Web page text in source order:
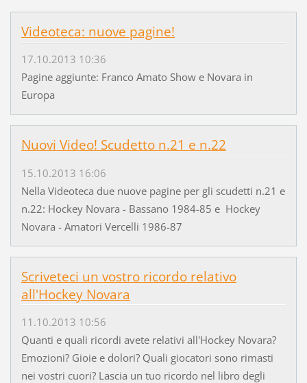
Videoteca: nuove pagine!
17.10.2013 10:36
Pagine aggiunte: Franco Amato Show e Novara in
Europa
Nuovi Video! Scudetto n.21 e n.22
15.10.2013 16:06
Nella Videoteca due nuove pagine per gli scudetti n.21 e
n.22: Hockey Novara - Bassano 1984-85 e Hockey
Novara - Amatori Vercelli 1986-87
Scriveteci un vostro ricordo relativo
all'Hockey Novara
11.10.2013 10:56
Quanti e quali ricordi avete relativi all'Hockey Novara?
Emozioni? Gioie e dolori? Quali giocatori sono rimasti
nei vostri cuori? Lascia un tuo ricordo nel libro degli